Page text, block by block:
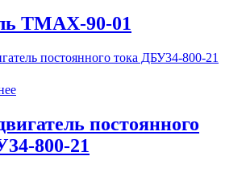
ТМАХ-90-01
постоянного